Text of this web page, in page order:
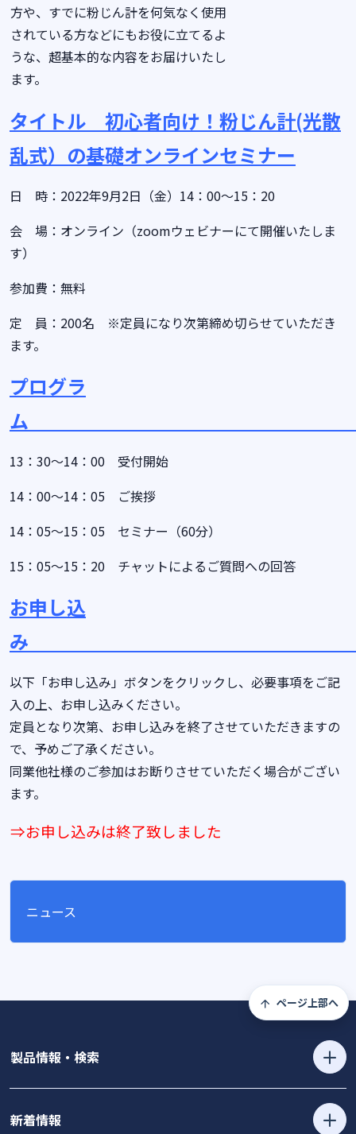
方や、すでに粉じん計を何気なく使用
されている方などにもお役に立てるよ
うな、超基本的な内容をお届けいたし
ます。
タイトル 初心者向け！粉じん計(光散
乱式）の基礎オンラインセミナー
日 時：2022年9月2日（金）14：00～15：20
会 場：オンライン（zoomウェビナーにて開催いたしま
す）
参加費：無料
定 員：200名 ※定員になり次第締め切らせていただき
ます。
プログラ
13：30～14：00 受付開始
14：00～14：05 ご挨拶
14：05～15：05 セミナー（60分）
15：05～15：20 チャットによるご質問への回答
お申し込
以下「お申し込み」ボタンをクリックし、必要事項をご記
入の上、お申し込みください。
定員となり次第、お申し込みを終了させていただきますの
で、予めご了承ください。
同業他社様のご参加はお断りさせていただく場合がござい
ます。
⇒お申し込みは終了致しました
ニュース
ページ上部へ
製品情報・検索
新着情報